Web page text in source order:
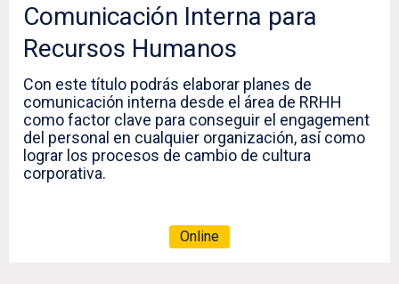
Online
Comunicación Interna para
Recursos Humanos
Con este título podrás elaborar planes de
comunicación interna desde el área de RRHH
como factor clave para conseguir el engagement
del personal en cualquier organización, así como
lograr los procesos de cambio de cultura
corporativa.